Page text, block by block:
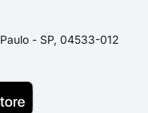
- SP, 04533-012